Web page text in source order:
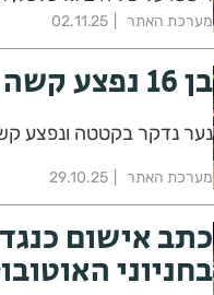
1600 ש"ח
מערכת האתר 02.11.25
בן 16 נפצע קשה באירוע אלים בשכונת בן גוריון
נער נדקר בקטטה ונפצע
מערכת האתר 29.10.25
כתב אישום
בחניוני